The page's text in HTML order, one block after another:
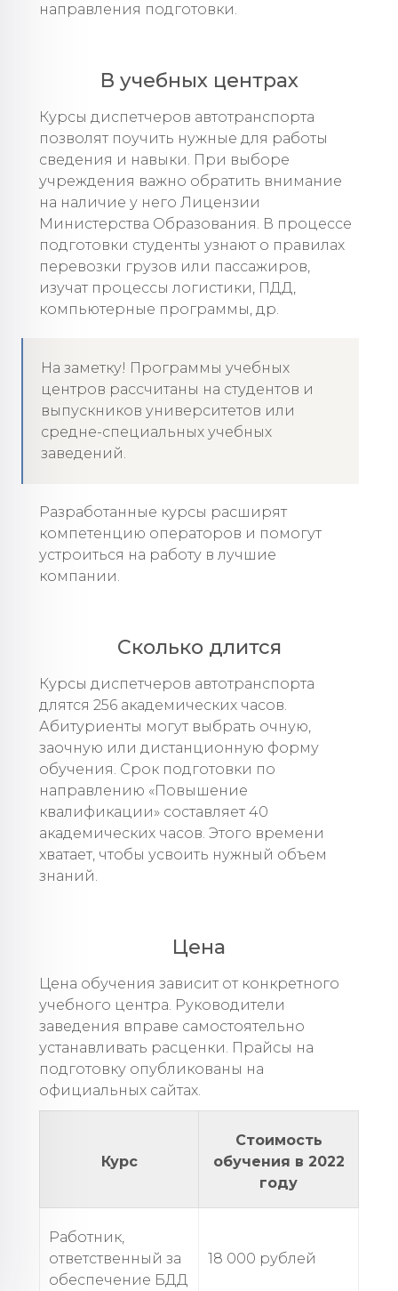
направления подготовки.
В учебных центрах
Курсы диспетчеров автотранспорта
позволят поучить нужные для работы
сведения и навыки. При выборе
учреждения важно обратить внимание
на наличие у него Лицензии
Министерства Образования. В процессе
подготовки студенты узнают о правилах
перевозки грузов или пассажиров,
изучат процессы логистики, ПДД,
компьютерные программы, др.
На заметку! Программы учебных
центров рассчитаны на студентов и
выпускников университетов или
средне-специальных учебных
заведений.
Разработанные курсы расширят
компетенцию операторов и помогут
устроиться на работу в лучшие
компании.
Сколько длится
Курсы диспетчеров автотранспорта
длятся 256 академических часов.
Абитуриенты могут выбрать очную,
заочную или дистанционную форму
обучения. Срок подготовки по
направлению «Повышение
квалификации» составляет 40
академических часов. Этого времени
хватает, чтобы усвоить нужный объем
знаний.
Цена
Цена обучения зависит от конкретного
учебного центра. Руководители
заведения вправе самостоятельно
устанавливать расценки. Прайсы на
подготовку опубликованы на
официальных сайтах.
Курс
Стоимость
обучения в 2022
году
Работник,
ответственный за
обеспечение БДД
18 000 рублей